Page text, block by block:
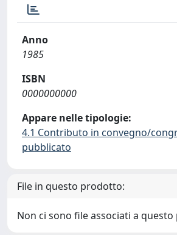
Anno
1985
ISBN
0000000000
Appare nelle tipologie:
4.1 Contributo in convegno/
pubblicato
File in questo prodotto:
Non ci sono file associati a